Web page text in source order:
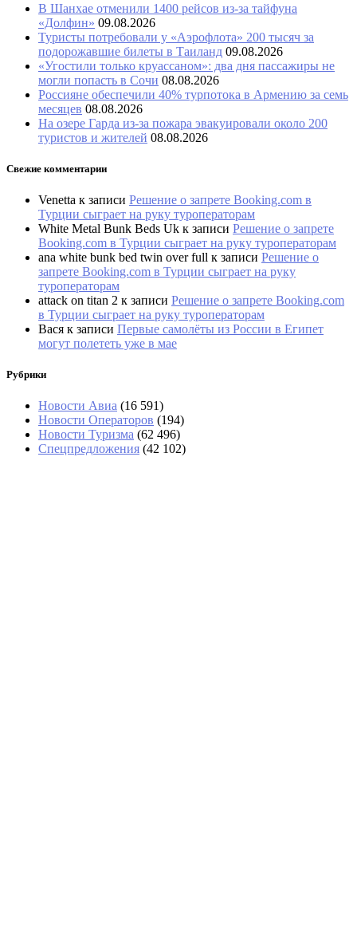
В Шанхае отменили 1400 рейсов из-за тайфуна
«Долфин» 09.08.2026
Туристы потребовали у «Аэрофлота» 200 тысяч за
подорожавшие билеты в Таиланд 09.08.2026
«Угостили только круассаном»: два дня пассажиры не
могли попасть в Сочи 08.08.2026
Россияне обеспечили 40% турпотока в Армению за семь
месяцев 08.08.2026
На озере Гарда из-за пожара эвакуировали около 200
туристов и жителей 08.08.2026
Свежие комментарии
Venetta к записи Решение о запрете Booking.com в
Турции сыграет на руку туроператорам
White Metal Bunk Beds Uk к записи Решение о запрете
Booking.com в Турции сыграет на руку туроператорам
ana white bunk bed twin over full к записи Решение о
запрете Booking.com в Турции сыграет на руку
туроператорам
attack on titan 2 к записи Решение о запрете Booking.com
в Турции сыграет на руку туроператорам
Вася к записи Первые самолёты из России в Египет
могут полететь уже в мае
Рубрики
Новости Авиа (16 591)
Новости Операторов (194)
Новости Туризма (62 496)
Спецпредложения (42 102)